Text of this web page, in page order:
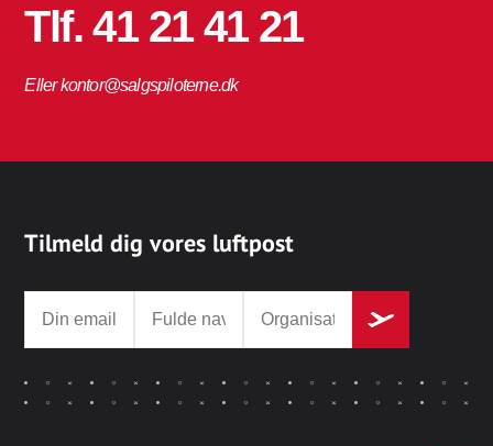
Tilmeld dig vores luftpost
Tlf. 41 21 41 21
Eller kontor@salgspiloterne.dk